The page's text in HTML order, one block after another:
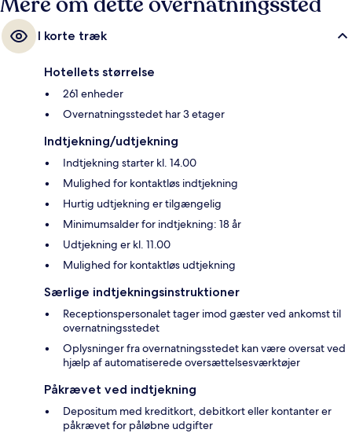
I korte træk
Hotellets størrelse
261 enheder
Overnatningsstedet har 3 etager
Indtjekning/udtjekning
Indtjekning starter kl. 14.00
Mulighed for kontaktløs indtjekning
Hurtig udtjekning er tilgængelig
Minimumsalder for indtjekning: 18 år
Udtjekning er kl. 11.00
Mulighed for kontaktløs udtjekning
Særlige indtjekningsinstruktioner
Receptionspersonalet tager imod gæster ved ankomst til
overnatningsstedet
Oplysninger fra overnatningsstedet kan være oversat ved
hjælp af automatiserede oversættelsesværktøjer
Påkrævet ved indtjekning
Depositum med kreditkort, debitkort eller kontanter er
påkrævet for påløbne udgifter